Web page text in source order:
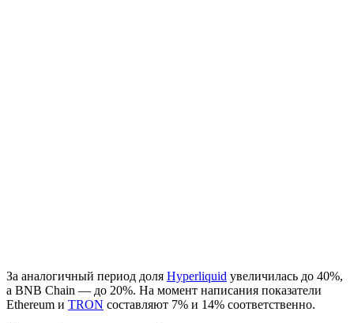
За аналогичный период доля Hyperliquid увеличилась до 40%,
а BNB Chain — до 20%. На момент написания показатели
Ethereum и TRON составляют 7% и 14% соответственно.